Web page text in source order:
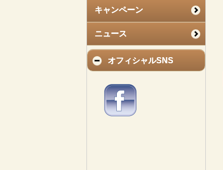
キャンペーン
ニュース
オフィシャルSNS